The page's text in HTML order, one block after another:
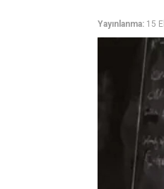
Yayınlanma: 15